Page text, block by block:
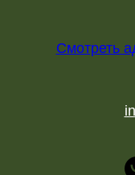
Смотреть